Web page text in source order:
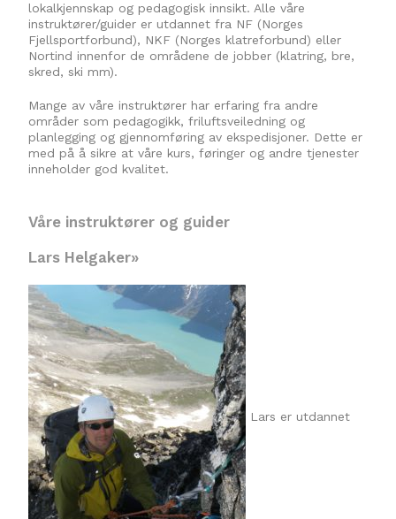
lokalkjennskap og pedagogisk innsikt. Alle våre
instruktører/guider er utdannet fra NF (Norges
Fjellsportforbund), NKF (Norges klatreforbund) eller
Nortind innenfor de områdene de jobber (klatring, bre,
skred, ski mm).
Mange av våre instruktører har erfaring fra andre
områder som pedagogikk, friluftsveiledning og
planlegging og gjennomføring av ekspedisjoner. Dette er
med på å sikre at våre kurs, føringer og andre tjenester
inneholder god kvalitet.
Våre instruktører og guider
Lars Helgaker»
Lars er utdannet